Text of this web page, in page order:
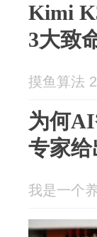
Kimi
3大致
摸鱼算法
为何
专家
我是一个